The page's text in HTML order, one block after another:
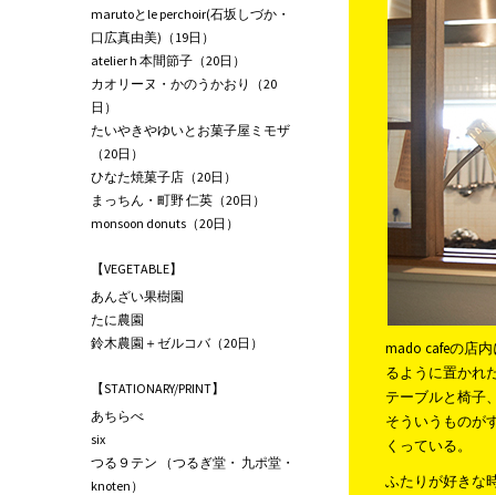
mado cafeの店
るように置かれ
テーブルと椅子
そういうものが
くっている。
ふたりが好きな
marutoとle perchoir(石坂しづか・
口広真由美)（19日）
atelier h 本間節子（20日）
カオリーヌ・かのうかおり（20
日）
たいやきやゆいとお菓子屋ミモザ
（20日）
ひなた焼菓子店（20日）
まっちん・町野 仁英（20日）
monsoon donuts（20日）
【VEGETABLE】
あんざい果樹園
たに農園
鈴木農園＋ゼルコバ（20日）
【STATIONARY/PRINT】
あちらべ
six
つる９テン （つるぎ堂・ 九ポ堂・
knoten）